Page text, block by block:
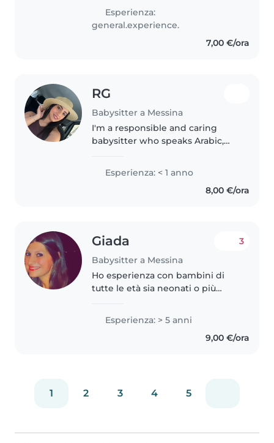
bambini di tutte le età, dai
neonati ai bambini in età
prescolare. Mi piace disegnare,
Esperienza:
general.experience.
7,00 €/ora
RG
Babysitter a Messina
I'm a responsible and caring
babysitter who speaks Arabic,
Turkish. Currently studying
Business Management, I love
drawing, reading and helping
Esperienza: < 1 anno
8,00 €/ora
Giada
Babysitter a Messina
3
Ho esperienza con bambini di
tutte le età sia neonati o più
studiare, giocare, divertire. Per
qualsiasi informazione potete
Esperienza: > 5 anni
9,00 €/ora
1 2 3 4 5